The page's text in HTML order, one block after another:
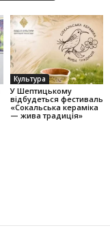
Культура
У Шептицькому
відбудеться фестиваль
«Сокальська кераміка
— жива традиція»